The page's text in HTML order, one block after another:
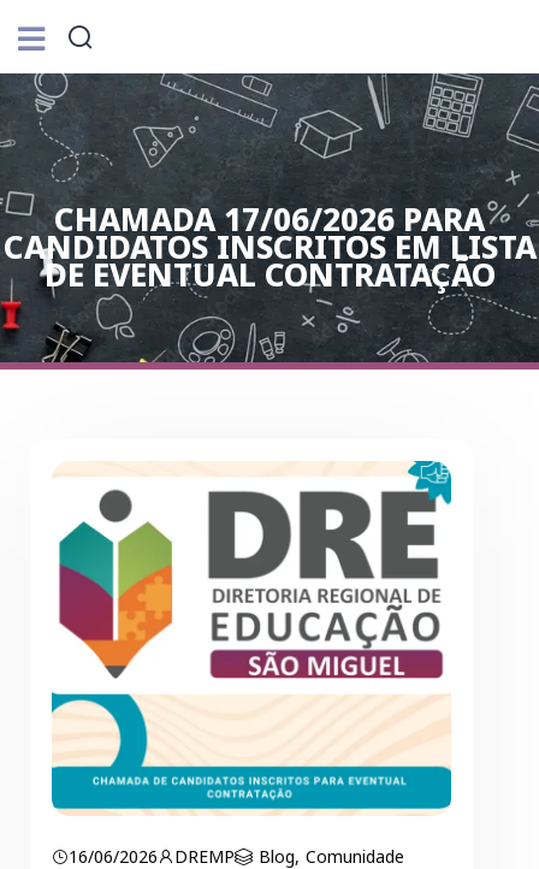
CHAMADA 17/06/2026 PARA
CANDIDATOS INSCRITOS EM LISTA
DE EVENTUAL CONTRATAÇÃO
16/06/2026 DREMP Blog, Comunidade